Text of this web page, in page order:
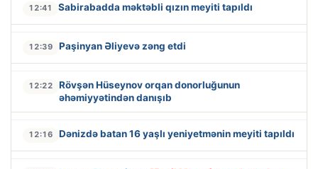
12:41 Sabirabadda məktəbli qızın meyiti tapıldı
12:39 Paşinyan Əliyevə zəng etdi
12:22
Rövşən Hüseynov orqan donorluğunun
əhəmiyyətindən danışıb
12:16 Dənizdə batan 16 yaşlı yeniyetmənin meyiti tapıldı